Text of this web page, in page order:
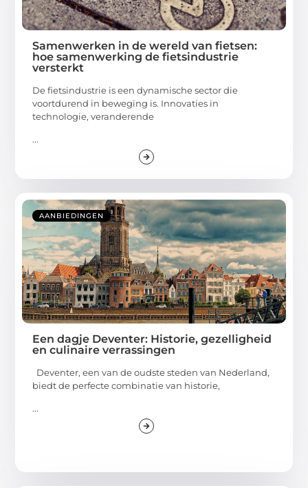
Samenwerken in de wereld van fietsen:
hoe samenwerking de fietsindustrie
versterkt
De fietsindustrie is een dynamische sector die
voortdurend in beweging is. Innovaties in
technologie, veranderende
...
AANBIEDINGEN
Een dagje Deventer: Historie, gezelligheid
en culinaire verrassingen
Deventer, een van de oudste steden van Nederland,
biedt de perfecte combinatie van historie,
...